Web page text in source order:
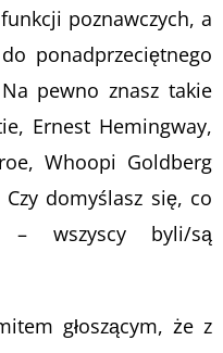
poznawczych, a
ponadprzeciętnego
pewno znasz takie
Ernest Hemingway,
Whoopi Goldberg
domyślasz się, co
– wszyscy byli/są
głoszącym, że z